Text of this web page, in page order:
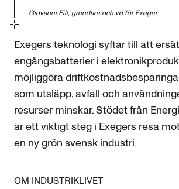
Giovanni Fili, grundare och vd för Exeger
Exegers teknologi syftar till att
engångsbatterier i
möjliggöra
som utsläpp, avfall och
resurser minskar. Stödet från
är ett viktigt steg i Exegers resa
en ny grön svensk industri.
OM INDUSTRIKLIVET